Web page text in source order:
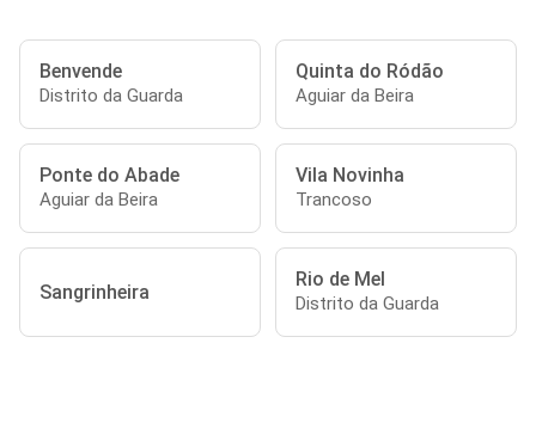
Benvende
Distrito da Guarda
Quinta do Ródão
Aguiar da Beira
Ponte do Abade
Aguiar da Beira
Vila Novinha
Trancoso
Sangrinheira
Rio de Mel
Distrito da Guarda